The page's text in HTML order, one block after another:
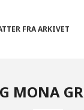
FRA ARKIVET
MONA